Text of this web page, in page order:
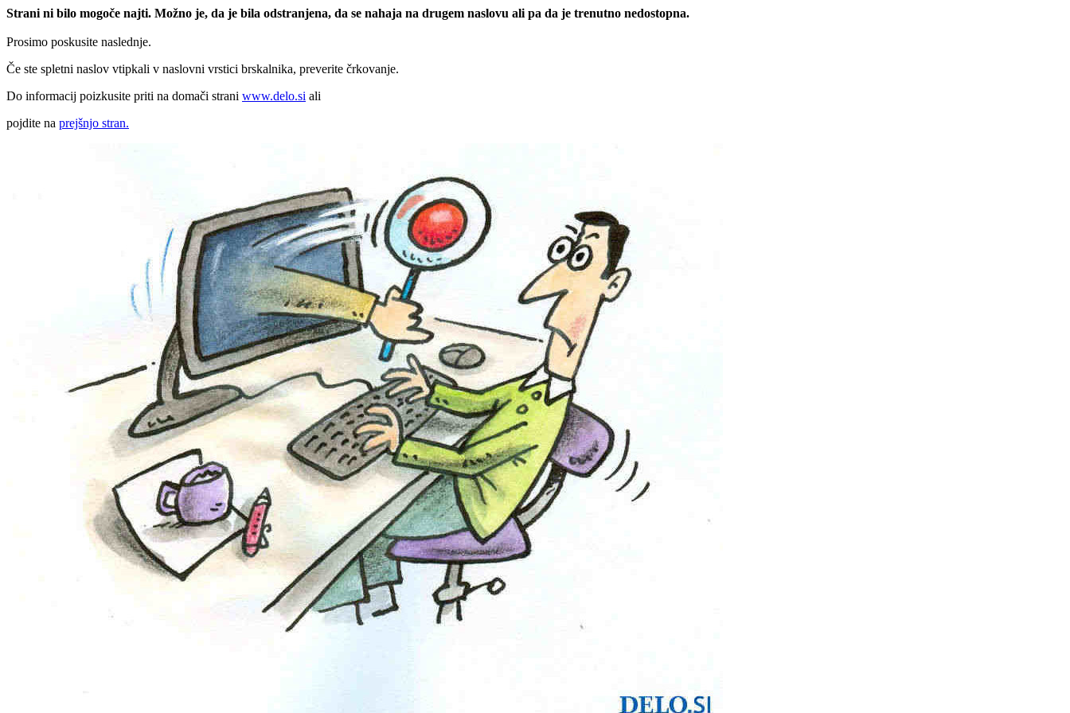
Strani ni bilo mogoče najti. Možno je, da je bila odstranjena, da se nahaja na drugem naslovu ali pa da je trenutno nedostopna.
Prosimo poskusite naslednje.
Če ste spletni naslov vtipkali v naslovni vrstici brskalnika, preverite črkovanje.
Do informacij poizkusite priti na domači strani www.delo.si ali
pojdite na prejšnjo stran.